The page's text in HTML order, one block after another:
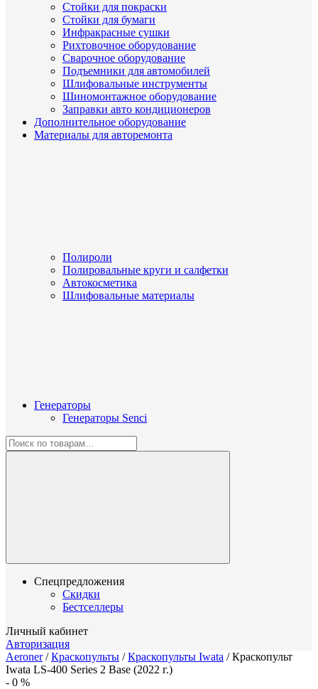
Стойки для покраски
Стойки для бумаги
Инфракрасные сушки
Рихтовочное оборудование
Сварочное оборудование
Подъемники для автомобилей
Шлифовальные инструменты
Шиномонтажное оборудование
Заправки авто кондиционеров
Дополнительное оборудование
Материалы для авторемонта
Полироли
Полировальные круги и салфетки
Автокосметика
Шлифовальные материалы
Генераторы
Генераторы Senci
Спецпредложения
Скидки
Бестселлеры
Личный кабинет
Авторизация
Aeroner/Краскопульты /Краскопульты Iwata /Краскопульт
Iwata LS-400 Series 2 Base (2022 г.)
- 0 %